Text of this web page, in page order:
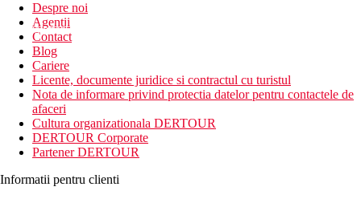
newsletter!
Despre noi
Agentii
Contact
Blog
Cariere
Licente, documente juridice si contractul cu turistul
Nota de informare privind protectia datelor pentru contactele de
afaceri
Cultura organizationala DERTOUR
DERTOUR Corporate
Partener DERTOUR
Informatii pentru clienti